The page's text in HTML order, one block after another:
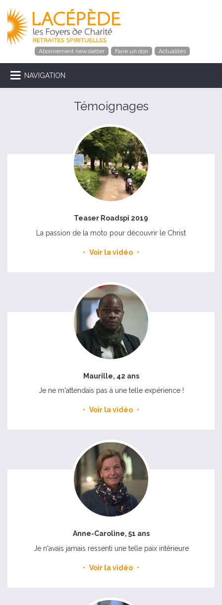
Abonnement newsletter Faire un don Actualités
NAVIGATION
Témoignages
Teaser Roadspi 2019
La passion de la moto pour découvrir le Christ
Voir la vidéo
Maurille, 42 ans
Je ne m'attendais pas à une telle expérience !
Voir la vidéo
Anne-Caroline, 51 ans
Je n'avais jamais ressenti une telle paix intérieure
Voir la vidéo